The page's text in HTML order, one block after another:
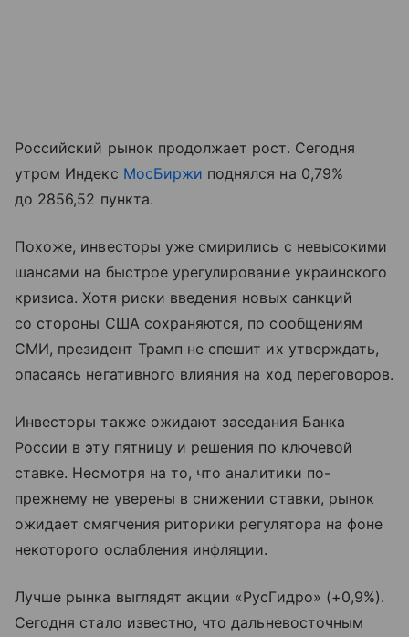
Российский рынок продолжает рост. Сегодня
утром Индекс МосБиржи поднялся на 0,79%
до 2856,52 пункта.
Похоже, инвесторы уже смирились с невысокими
шансами на быстрое урегулирование украинского
кризиса. Хотя риски введения новых санкций
со стороны США сохраняются, по сообщениям
СМИ, президент Трамп не спешит их утверждать,
опасаясь негативного влияния на ход переговоров.
Инвесторы также ожидают заседания Банка
России в эту пятницу и решения по ключевой
ставке. Несмотря на то, что аналитики по-
прежнему не уверены в снижении ставки, рынок
ожидает смягчения риторики регулятора на фоне
некоторого ослабления инфляции.
Лучше рынка выглядят акции «РусГидро» (+0,9%).
Сегодня стало известно, что дальневосточным